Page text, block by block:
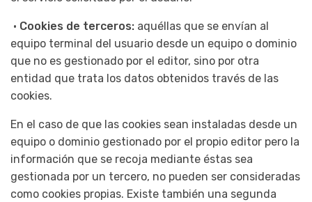
• Cookies de terceros: aquéllas que se envían al
equipo terminal del usuario desde un equipo o dominio
que no es gestionado por el editor, sino por otra
entidad que trata los datos obtenidos través de las
cookies.
En el caso de que las cookies sean instaladas desde un
equipo o dominio gestionado por el propio editor pero la
información que se recoja mediante éstas sea
gestionada por un tercero, no pueden ser consideradas
como cookies propias. Existe también una segunda